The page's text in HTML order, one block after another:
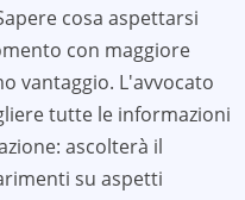
cosa aspettarsi
con maggiore
vantaggio. L'avvocato
tutte le informazioni
ascolterà il
su aspetti